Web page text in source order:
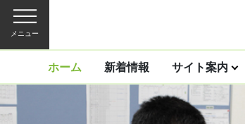
メニュー
ホーム 新着情報 サイト案内